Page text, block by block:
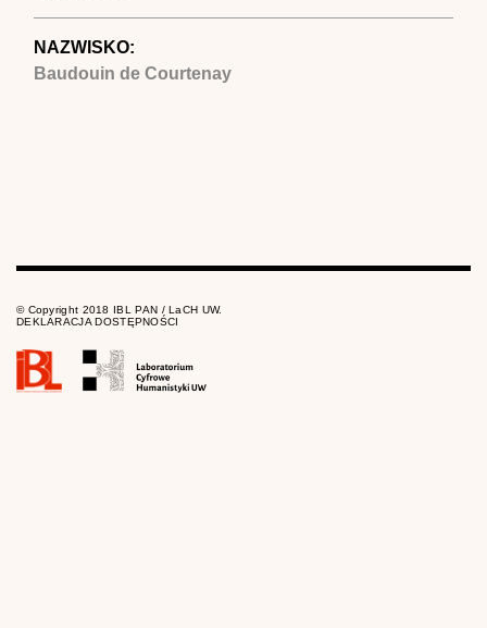
NAZWISKO:
Baudouin de Courtenay
© Copyright 2018 IBL PAN / LaCH UW.
DEKLARACJA DOSTĘPNOŚCI